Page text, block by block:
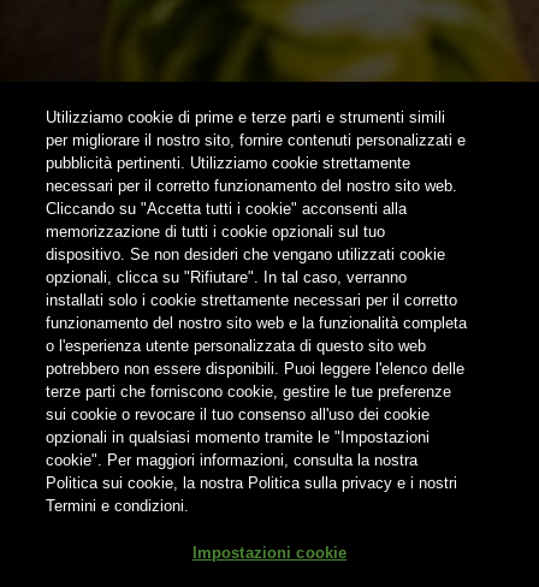
SUBSCRIBE
FOLLOW US
Find us on:
Non condividere i contenuti con i minori
® Birra del Borgo S.r.l. Società Unipersonale - Via Basento n. 37 -
Utilizziamo cookie di prime e terze parti e strumenti simili
per migliorare il nostro sito, fornire contenuti personalizzati e
pubblicità pertinenti. Utilizziamo cookie strettamente
necessari per il corretto funzionamento del nostro sito web.
Cliccando su "Accetta tutti i cookie" acconsenti alla
memorizzazione di tutti i cookie opzionali sul tuo
dispositivo. Se non desideri che vengano utilizzati cookie
opzionali, clicca su "Rifiutare". In tal caso, verranno
installati solo i cookie strettamente necessari per il corretto
funzionamento del nostro sito web e la funzionalità completa
o l'esperienza utente personalizzata di questo sito web
potrebbero non essere disponibili. Puoi leggere l'elenco delle
terze parti che forniscono cookie, gestire le tue preferenze
sui cookie o revocare il tuo consenso all'uso dei cookie
opzionali in qualsiasi momento tramite le "Impostazioni
cookie". Per maggiori informazioni, consulta la nostra
Politica sui cookie, la nostra Politica sulla privacy e i nostri
Termini e condizioni.
Impostazioni cookie